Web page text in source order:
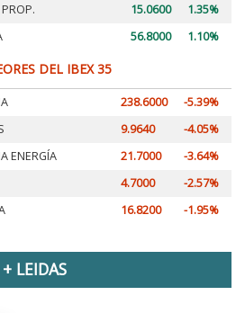
15.0600
1.35%
56.8000 1.10%
DEL IBEX 35
238.6000
-5.39%
9.9640
-4.05%
ENERGÍA
21.7000
-3.64%
4.7000
-2.57%
16.8200 -1.95%
LEIDAS